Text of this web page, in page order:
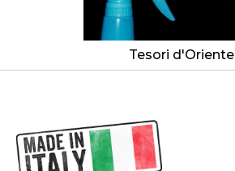
Tesori d'Oriente